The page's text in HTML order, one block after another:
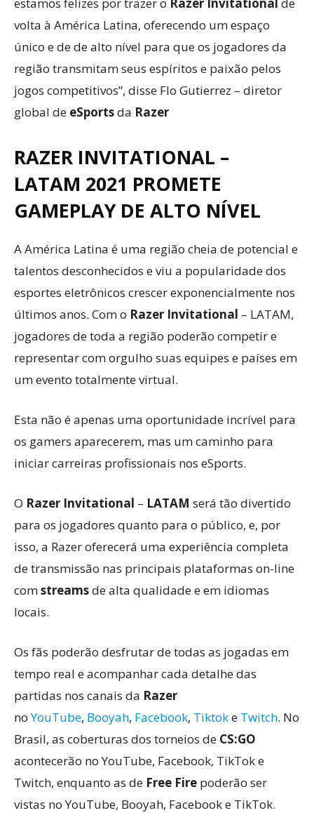
volta à América Latina, oferecendo um espaço
único e de de alto nível para que os jogadores da
região transmitam seus espíritos e paixão pelos
jogos competitivos”, disse Flo Gutierrez – diretor
global de eSportsda Razer
RAZER INVITATIONAL –
LATAM 2021 PROMETE
GAMEPLAY DE ALTO NÍVEL
A América Latina é uma região cheia de potencial e
talentos desconhecidos e viu a popularidade dos
esportes eletrônicos crescer exponencialmente nos
últimos anos. Com o Razer Invitational – LATAM,
jogadores de toda a região poderão competir e
representar com orgulho suas equipes e países em
um evento totalmente virtual.
Esta não é apenas uma oportunidade incrível para
os gamers aparecerem, mas um caminho para
iniciar carreiras profissionais nos eSports.
O Razer Invitational – LATAM será tão divertido
para os jogadores quanto para o público, e, por
isso, a Razer oferecerá uma experiência completa
de transmissão nas principais plataformas on-line
comstreamsde alta qualidade e em idiomas
locais.
Os fãs poderão desfrutar de todas as jogadas em
tempo real e acompanhar cada detalhe das
partidas nos canais da Razer
noYouTube, Booyah, Facebook, Tiktoke Twitch. No
Brasil, as coberturas dos torneios de CS:GO
acontecerão no YouTube, Facebook, TikTok e
Twitch, enquanto as de Free Fire poderão ser
vistas no YouTube, Booyah, Facebook e TikTok.